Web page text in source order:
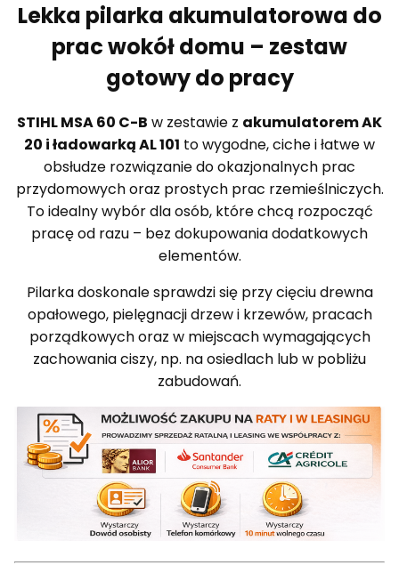
Lekka pilarka akumulatorowa do
prac wokół domu – zestaw
gotowy do pracy
STIHL MSA 60 C-B w zestawie z akumulatorem AK
20 i ładowarką AL 101 to wygodne, ciche i łatwe w
obsłudze rozwiązanie do okazjonalnych prac
przydomowych oraz prostych prac rzemieślniczych.
To idealny wybór dla osób, które chcą rozpocząć
pracę od razu – bez dokupowania dodatkowych
elementów.
Pilarka doskonale sprawdzi się przy cięciu drewna
opałowego, pielęgnacji drzew i krzewów, pracach
porządkowych oraz w miejscach wymagających
zachowania ciszy, np. na osiedlach lub w pobliżu
zabudowań.